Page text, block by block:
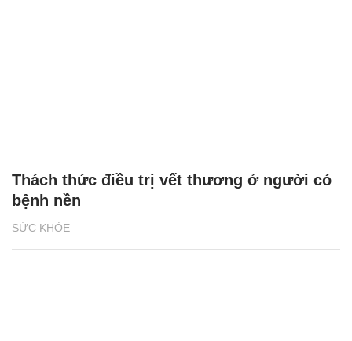
SỨC KHỎE
Thách thức điều trị vết thương ở người có
bệnh nền